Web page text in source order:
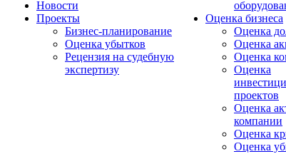
Новости
Проекты
Бизнес-планирование
Оценка убытков
Рецензия на судебную
экспертизу
Оценка бизнеса
Оценка
Оценка
Оценка
Оценка
проектов
Оценка
компании
Оценка
Оценка